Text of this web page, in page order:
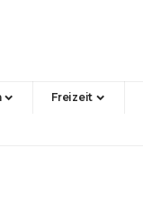
Freizeit